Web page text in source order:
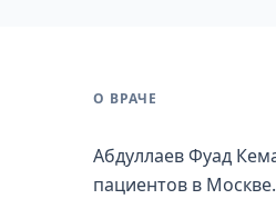
О ВРАЧЕ
Абдуллаев Фуад
пациентов в Москве.